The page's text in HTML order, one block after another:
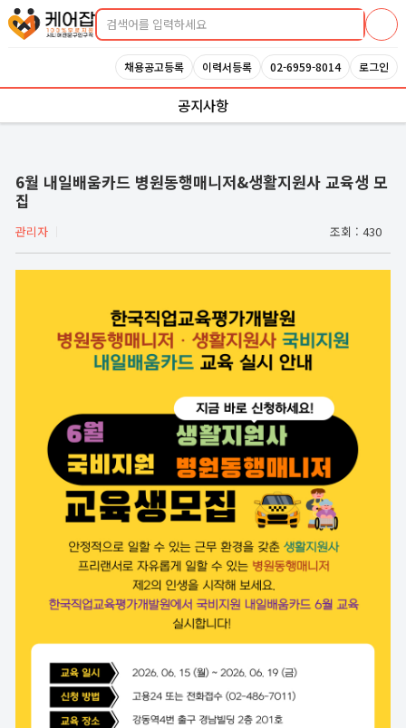
케어잡 공식 취업지원센터
채용공고등록 이력서등록 02-6959-8014 로그인
공지사항
6월 내일배움카드 병원동행매니저&생활지원사 교육생 모
집
관리자 조회 : 430